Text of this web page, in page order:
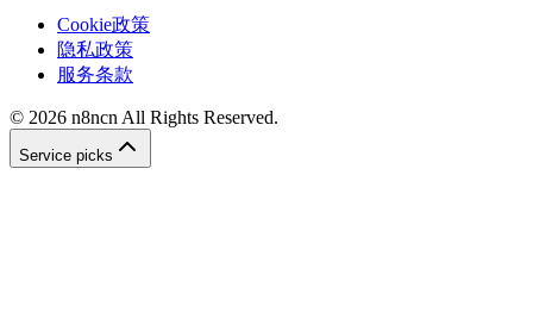
Cookie政策
隐私政策
服务条款
© 2026 n8ncn All Rights Reserved.
Service picks